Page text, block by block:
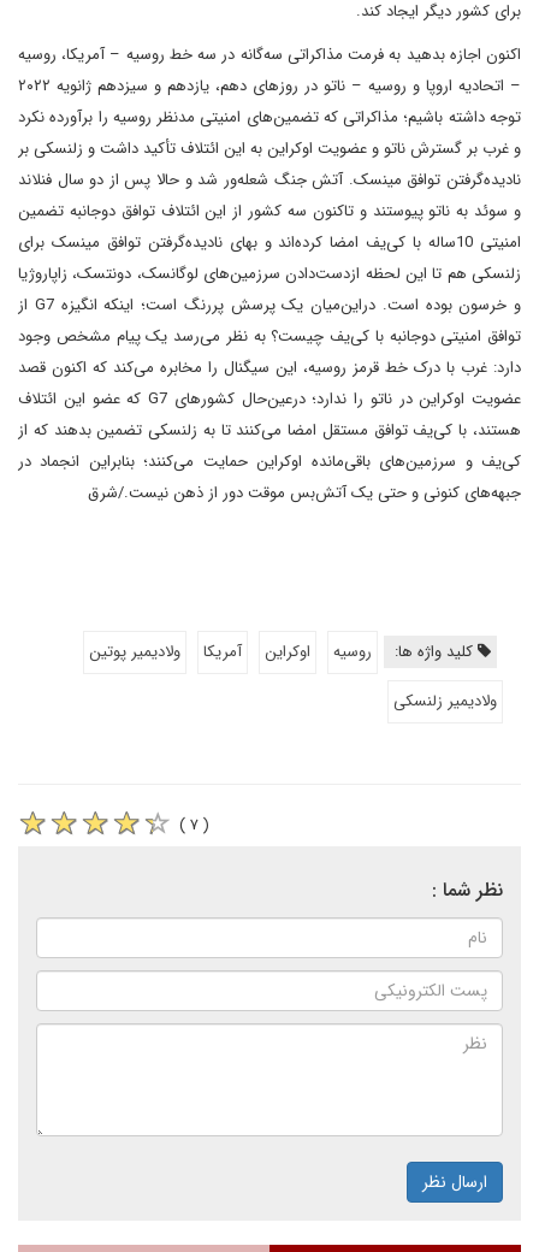
برای کشور دیگر ایجاد کند.
اکنون اجازه بدهید به فرمت مذاکراتی سه‌گانه در سه خط روسیه – آمریکا، روسیه
– اتحادیه اروپا و روسیه – ناتو در روزهای دهم، یازدهم و سیزدهم ژانویه ۲۰۲۲
توجه داشته باشیم؛ مذاکراتی که تضمین‌های امنیتی مدنظر روسیه را برآورده نکرد
و غرب بر گسترش ناتو و عضویت اوکراین به این ائتلاف تأکید داشت و زلنسکی بر
نادیده‌گرفتن توافق مینسک. آتش جنگ شعله‌ور شد و حالا پس از دو سال فنلاند
و سوئد به ناتو پیوستند و تا‌کنون سه کشور از این ائتلاف توافق دو‌جانبه تضمین
امنیتی 10ساله با کی‌یف امضا کرده‌اند و بهای نادیده‌گرفتن توافق مینسک برای
زلنسکی هم تا این لحظه ازدست‌دادن سرزمین‌های لوگانسک،‌ دونتسک، زاپاروژیا
و خرسون بوده است. در‌این‌میان یک پرسش پررنگ است؛ اینکه انگیزه G7 از
توافق امنیتی دوجانبه با کی‌یف چیست؟ به نظر می‌رسد یک پیام مشخص وجود
دارد: غرب با درک خط قرمز روسیه، این سیگنال را مخابره می‌کند که اکنون قصد
عضویت اوکراین در ناتو را ندارد؛ در‌عین‌حال کشورهای G7 که عضو این ائتلاف
هستند، با کی‌یف توافق مستقل امضا می‌کنند تا به زلنسکی تضمین بدهند که از
کی‌یف و سرزمین‌های باقی‌مانده اوکراین حمایت می‌کنند؛ بنابراین انجماد در
جبهه‌های کنونی و حتی یک آتش‌بس موقت دور از ذهن نیست./شرق
کلید واژه ها: روسیه اوکراین آمریکا
ولادیمیر پوتین
ولادیمیر زلنسکی
( ۷ )
نظر شما :
ارسال نظر